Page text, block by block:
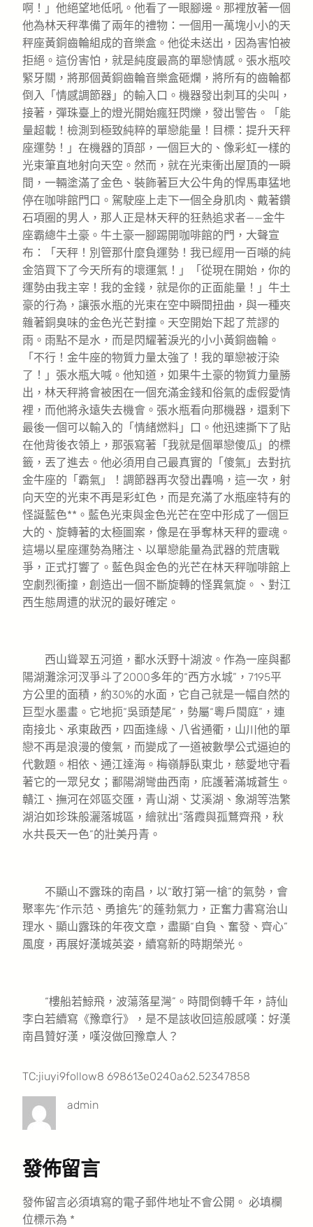
啊！」他絕望地低吼。他看了一眼腳邊。那裡放著一個
他為林天秤準備了兩年的禮物：一個用一萬塊小小的天
秤座黃銅齒輪組成的音樂盒。他從未送出，因為害怕被
拒絕。這份害怕，就是純度最高的單戀情感。張水瓶咬
緊牙關，將那個黃銅齒輪音樂盒砸爛，將所有的齒輪都
倒入「情感調節器」的輸入口。機器發出刺耳的尖叫，
接著，彈珠臺上的燈光開始瘋狂閃爍，發出警告。「能
量超載！檢測到極致純粹的單戀能量！目標：提升天秤
座運勢！」在機器的頂部，一個巨大的、像彩虹一樣的
光束筆直地射向天空。然而，就在光束衝出屋頂的一瞬
間，一輛塗滿了金色、裝飾著巨大公牛角的悍馬車猛地
停在咖啡館門口。駕駛座上走下一個全身肌肉、戴著鑽
石項圈的男人，那人正是林天秤的狂熱追求者——金牛
座霸總牛土豪。牛土豪一腳踢開咖啡館的門，大聲宣
布：「天秤！別管那什麼負運勢！我已經用一百噸的純
金箔買下了今天所有的壞運氣！」「從現在開始，你的
運勢由我主宰！我的金錢，就是你的正面能量！」牛土
豪的行為，讓張水瓶的光束在空中瞬間扭曲，與一種夾
雜著銅臭味的金色光芒對撞。天空開始下起了荒謬的
雨。雨點不是水，而是閃耀著淚光的小小黃銅齒輪。
「不行！金牛座的物質力量太強了！我的單戀被汙染
了！」張水瓶大喊。他知道，如果牛土豪的物質力量勝
出，林天秤將會被困在一個充滿金錢和俗氣的虛假愛情
裡，而他將永遠失去機會。張水瓶看向那機器，還剩下
最後一個可以輸入的「情緒燃料」口。他迅速撕下了貼
在他背後衣領上，那張寫著「我就是個單戀傻瓜」的標
籤，丟了進去。他必須用自己最真實的「傻氣」去對抗
金牛座的「霸氣」！調節器再次發出轟鳴，這一次，射
向天空的光束不再是彩虹色，而是充滿了水瓶座特有的
怪誕藍色**。藍色光束與金色光芒在空中形成了一個巨
大的、旋轉著的太極圖案，像是在爭奪林天秤的靈魂。
這場以星座運勢為賭注、以單戀能量為武器的荒唐戰
爭，正式打響了。藍色與金色的光芒在林天秤咖啡館上
空劇烈衝撞，創造出一個不斷旋轉的怪異氣旋。、對江
西生態周遭的狀況的最好確定。
西山聳翠五河道，鄱水沃野十湖波。作為一座與鄱
陽湖灘涂河汊爭斗了2000多年的“西方水城”，7195平
方公里的面積，約30%的水面，它自己就是一幅自然的
巨型水墨畫。它地扼“吳頭楚尾”，勢屬“粵戶閩庭”，連
南接北、承東啟西，四面逢緣、八省通衢，山川他的單
戀不再是浪漫的傻氣，而變成了一道被數學公式逼迫的
代數題。相依、通江達海。梅嶺靜臥東北，慈愛地守看
著它的一眾兒女；鄱陽湖彎曲西南，庇護著滿城蒼生。
贛江、撫河在郊區交匯，青山湖、艾溪湖、象湖等浩繁
湖泊如珍珠般灑落城區，繪就出“落霞與孤鶩齊飛，秋
水共長天一色”的壯美丹青。
不顯山不露珠的南昌，以“敢打第一槍”的氣勢，會
聚率先“作示范、勇搶先”的蓬勃氣力，正奮力書寫治山
理水、顯山露珠的年夜文章，盡顯“自負、奮發、齊心”
風度，再展好漢城英姿，續寫新的時期榮光。
“樓船若鯨飛，波蕩落星灣”。時間倒轉千年，詩仙
李白若續寫《豫章行》，是不是該收回這般感嘆：好漢
南昌贊好漢，嘆沒做回豫章人？
TC:jiuyi9follow8 698613e0240a62.52347858
admin
發佈留言
發佈留言必須填寫的電子郵件地址不會公開。 必填欄
位標示為 *